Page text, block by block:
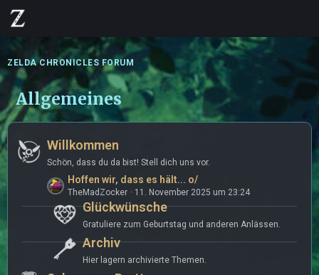
ZELDA CHRONICLES FORUM
Allgemeines
Willkommen
Schön, dass du da bist! Stell dich uns vor.
L
e
t
Hoffen wir, dass es hält... o/
TheMadZocker 11. November 2025 um 23:24
Glückwünsche
Gratuliere zum Geburtstag und anderen Anlässen.
Archiv
Hier lagern archivierte Themen.